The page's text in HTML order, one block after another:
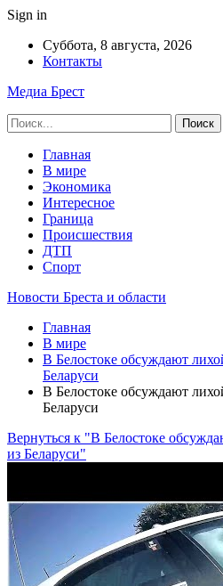
Sign in
Суббота, 8 августа, 2026
Контакты
Медиа Брест
Главная
В мире
Экономика
Интересное
Граница
Происшествия
ДТП
Спорт
Новости Бреста и области
Главная
В мире
В Белостоке обсуждают
Беларуси
В Белостоке обсуждают
Беларуси
Вернуться к "В Белостоке
из Беларуси"